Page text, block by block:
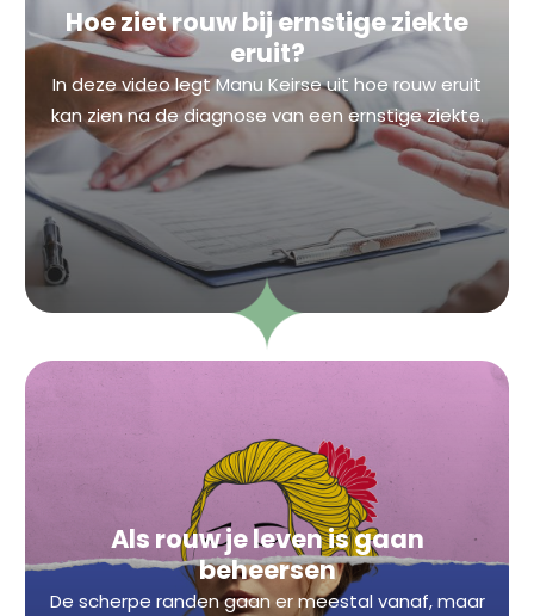
Hoe ziet rouw bij ernstige ziekte
eruit?
In deze video legt Manu Keirse uit hoe rouw eruit
kan zien na de diagnose van een ernstige ziekte.
Als rouw je leven is gaan
beheersen
De scherpe randen gaan er meestal vanaf, maar